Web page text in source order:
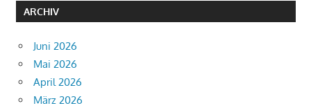
ARCHIV
Juni 2026
Mai 2026
April 2026
März 2026